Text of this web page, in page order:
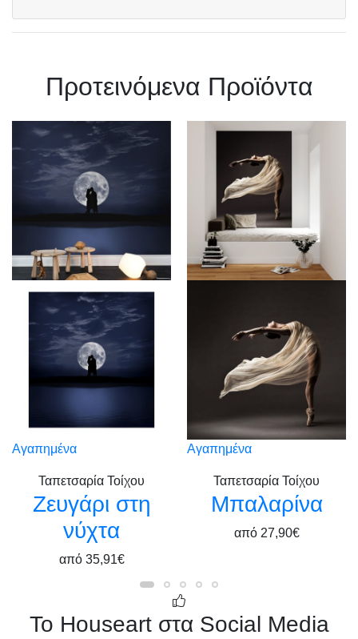
Πρoτεινόμενα Προϊόντα
Αγαπημένα
Ταπετσαρία Τοίχου
Ζευγάρι στη
νύχτα
από 35,91€
Αγαπημένα
Ταπετσαρία Τοίχου
Μπαλαρίνα
από 27,90€
Το Houseart στα Social Media